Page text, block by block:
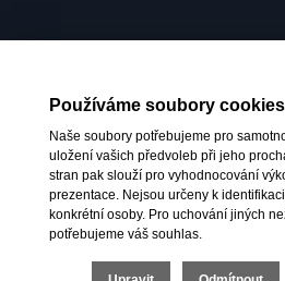
Používáme soubory cookies
Naše soubory potřebujeme pro
uložení vašich předvoleb při jeho
stran pak slouží pro vyhodnocování
prezentace. Nejsou určeny k
konkrétní osoby. Pro uchování jiných
potřebujeme váš souhlas.